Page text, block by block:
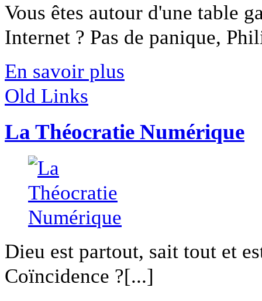
Vous êtes autour d'une table
Internet ? Pas de panique,
En savoir plus
Old Links
La Théocratie Numérique
Dieu est partout, sait tout et
Coïncidence ?[...]